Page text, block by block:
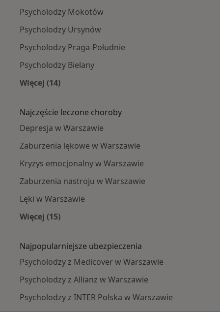
Psycholodzy Mokotów
Psycholodzy Ursynów
Psycholodzy Praga-Południe
Psycholodzy Bielany
Więcej (14)
Najczęście leczone choroby
Depresja w Warszawie
Zaburzenia lękowe w Warszawie
Kryzys emocjonalny w Warszawie
Zaburzenia nastroju w Warszawie
Lęki w Warszawie
Więcej (15)
Najpopularniejsze ubezpieczenia
Psycholodzy z Medicover w Warszawie
Psycholodzy z Allianz w Warszawie
Psycholodzy z INTER Polska w Warszawie